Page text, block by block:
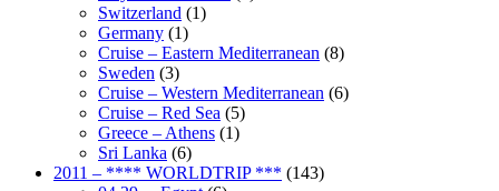
Switzerland (1)
Germany (1)
Cruise – Eastern Mediterranean (8)
Sweden (3)
Cruise – Western Mediterranean (6)
Cruise – Red Sea (5)
Greece – Athens (1)
Sri Lanka (6)
2011 – **** WORLDTRIP *** (143)